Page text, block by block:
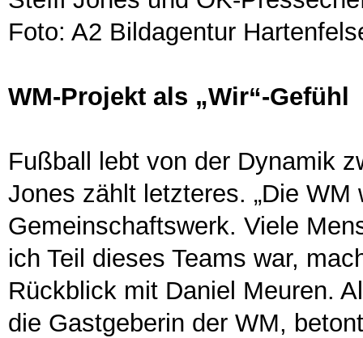
Foto: A2 Bildagentur
WM-Projekt als „Wir“-Gefühl
Fußball lebt von der Dynamik
Jones zählt letzteres. „Die WM
Gemeinschaftswerk. Viele
ich Teil dieses Teams war,
Rückblick mit Daniel Meuren.
die Gastgeberin der WM,